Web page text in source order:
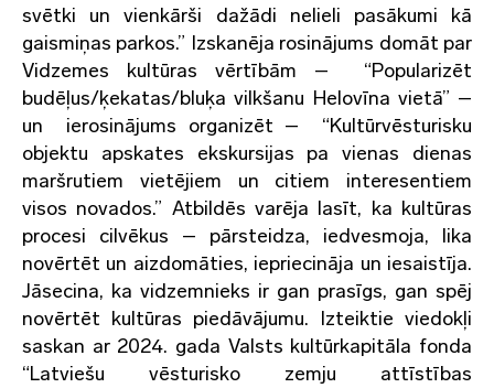
svētki un vienkārši dažādi nelieli pasākumi kā
gaismiņas parkos.” Izskanēja rosinājums domāt par
Vidzemes kultūras vērtībām – “Popularizēt
budēļus/ķekatas/bluķa vilkšanu Helovīna vietā” –
un ierosinājums organizēt – “Kultūrvēsturisku
objektu apskates ekskursijas pa vienas dienas
maršrutiem vietējiem un citiem interesentiem
visos novados.” Atbildēs varēja lasīt, ka kultūras
procesi cilvēkus – pārsteidza, iedvesmoja, lika
novērtēt un aizdomāties, iepriecināja un iesaistīja.
Jāsecina, ka vidzemnieks ir gan prasīgs, gan spēj
novērtēt kultūras piedāvājumu. Izteiktie viedokļi
saskan ar 2024. gada Valsts kultūrkapitāla fonda
“Latviešu vēsturisko zemju attīstības